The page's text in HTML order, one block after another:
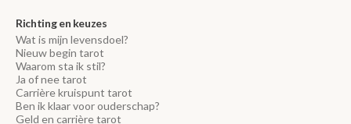
Richting en keuzes
Wat is mijn levensdoel?
Nieuw begin tarot
Waarom sta ik stil?
Ja of nee tarot
Carrière kruispunt tarot
Ben ik klaar voor ouderschap?
Geld en carrière tarot